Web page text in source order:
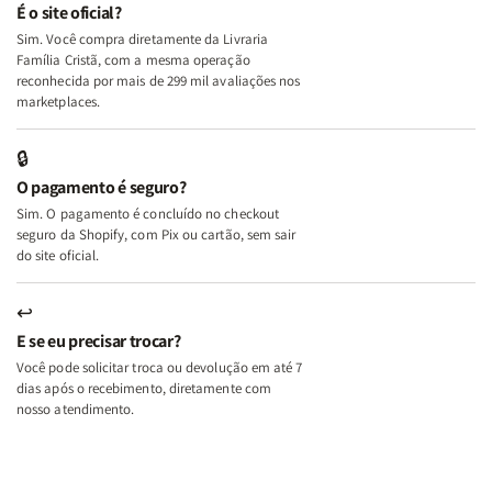
Deus
+
A
Mulher
Lar
+
A
Lar
É o site oficial?
Sim. Você compra diretamente da Livraria
Família Cristã, com a mesma operação
reconhecida por mais de 299 mil avaliações nos
marketplaces.
🔒
O pagamento é seguro?
Sim. O pagamento é concluído no checkout
seguro da Shopify, com Pix ou cartão, sem sair
do site oficial.
↩
E se eu precisar trocar?
Você pode solicitar troca ou devolução em até 7
dias após o recebimento, diretamente com
nosso atendimento.